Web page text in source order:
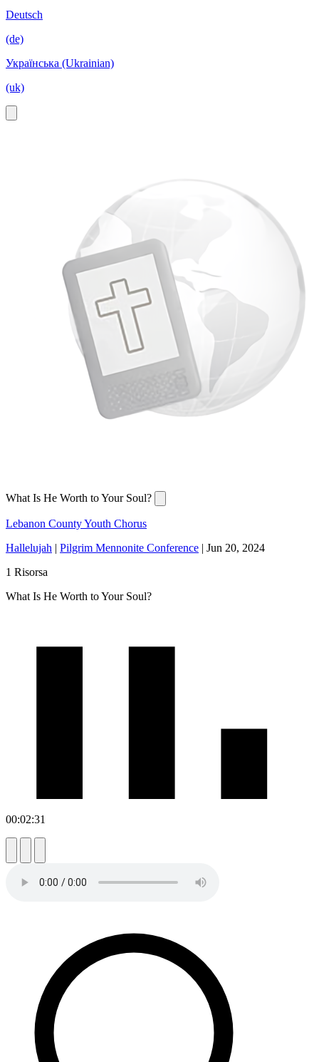
Deutsch
(de)
Українська (Ukrainian)
(uk)
What Is He Worth to Your Soul?
Lebanon County Youth Chorus
Hallelujah | Pilgrim Mennonite Conference | Jun 20, 2024
1 Risorsa
What Is He Worth to Your Soul?
00:02:31